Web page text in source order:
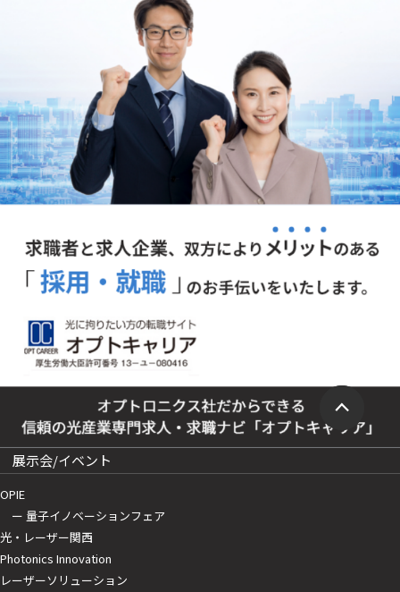
展示会/イベント
OPIE
ー 量子イノベーションフェア
光・レーザー関西
Photonics Innovation
レーザーソリューション